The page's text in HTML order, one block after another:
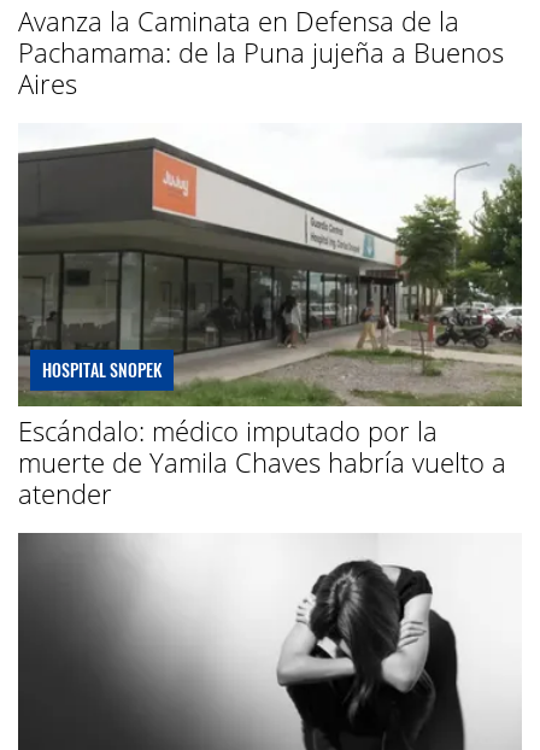
Avanza la Caminata en Defensa de la
Pachamama: de la Puna jujeña a Buenos
Aires
HOSPITAL SNOPEK
Escándalo: médico imputado por la
muerte de Yamila Chaves habría vuelto a
atender